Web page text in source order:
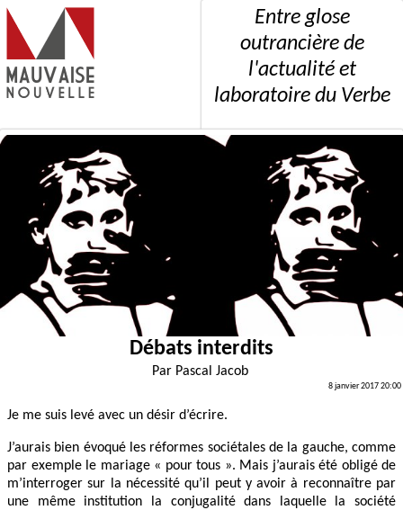
Entre glose
outrancière de
l'actualité et
laboratoire du Verbe
Débats interdits
Par Pascal Jacob
8 janvier 2017 20:00
Je me suis levé avec un désir d’écrire.
J’aurais bien évoqué les réformes sociétales de la gauche, comme
par exemple le mariage « pour tous ». Mais j’aurais été obligé de
m’interroger sur la nécessité qu’il peut y avoir à reconnaître par
une même institution la conjugalité dans laquelle la société